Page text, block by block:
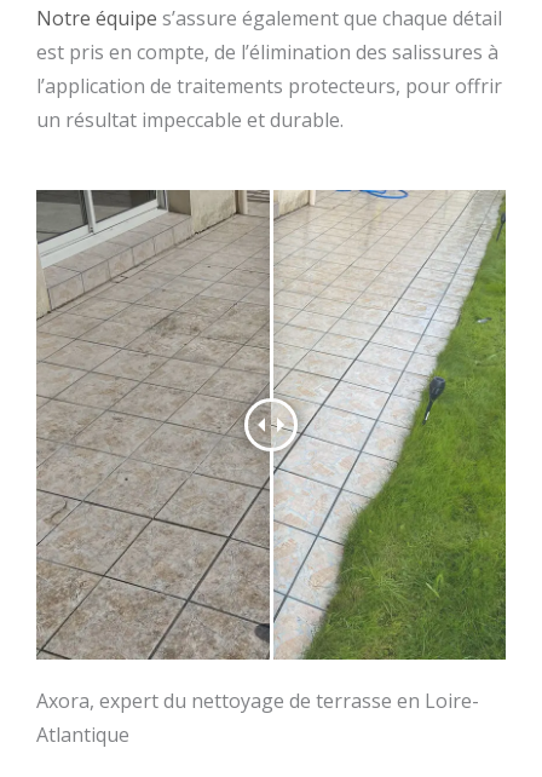
Notre équipe s’assure également que chaque détail
est pris en compte, de l’élimination des salissures à
l’application de traitements protecteurs, pour offrir
un résultat impeccable et durable.
Axora, expert du nettoyage de terrasse en Loire-
Atlantique